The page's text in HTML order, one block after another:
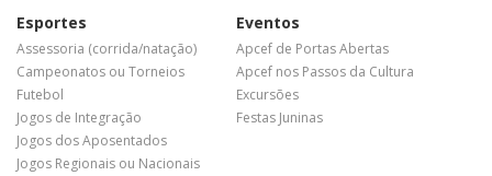
Esportes
Assessoria (corrida/natação)
Campeonatos ou Torneios
Futebol
Jogos de Integração
Jogos dos Aposentados
Jogos Regionais ou Nacionais
Eventos
Apcef de Portas Abertas
Apcef nos Passos da Cultura
Excursões
Festas Juninas